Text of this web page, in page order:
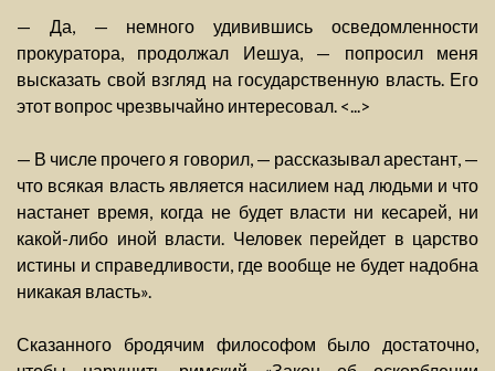
— Да, — немного удивившись осведомленности
прокуратора, продолжал Иешуа, — попросил меня
высказать свой взгляд на государственную власть. Его
этот вопрос чрезвычайно интересовал. <...>
— В числе прочего я говорил, — рассказывал арестант, —
что всякая власть является насилием над людьми и что
настанет время, когда не будет власти ни кесарей, ни
какой-либо иной власти. Человек перейдет в царство
истины и справедливости, где вообще не будет надобна
никакая власть».
Сказанного бродячим философом было достаточно,